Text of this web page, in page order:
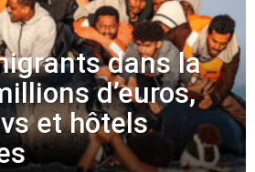
dans la
d’euros,
et hôtels